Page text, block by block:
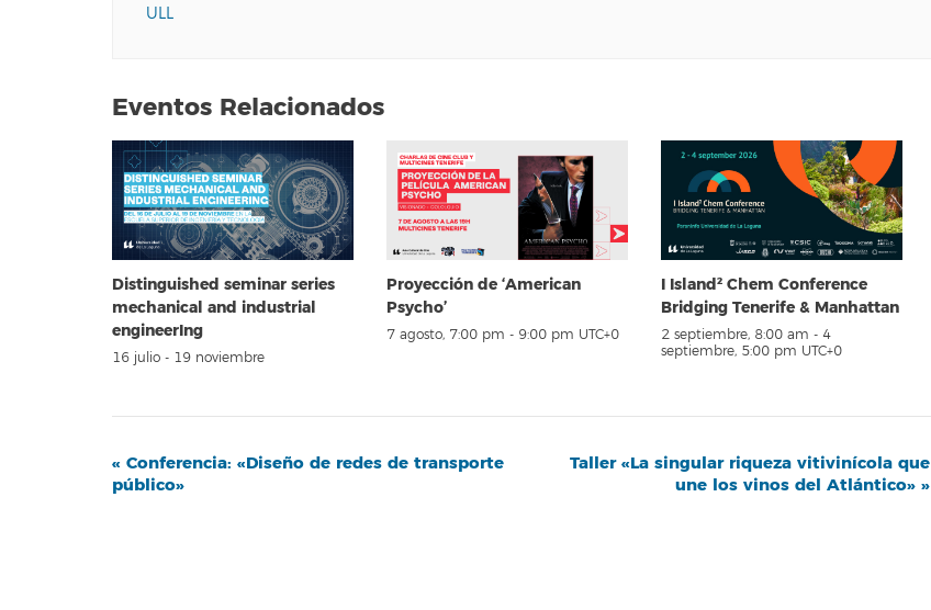
ULL
Eventos Relacionados
Distinguished seminar series
mechanical and industrial
engineerIng
16 julio - 19 noviembre
Proyección de ‘American
Psycho’
7 agosto, 7:00 pm - 9:00 pm UTC+0
I Island² Chem Conference
Bridging Tenerife & Manhattan
2 septiembre, 8:00 am - 4
septiembre, 5:00 pm UTC+0
Navegación
del
« Conferencia: «Diseño de redes de transporte
público»
Taller «La singular riqueza vitivinícola que
une los vinos del Atlántico» »